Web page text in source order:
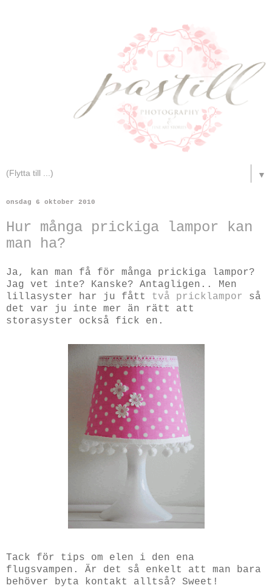
▼
onsdag 6 oktober 2010
Hur många prickiga lampor kan
man ha?
Ja, kan man få för många prickiga lampor?
Jag vet inte? Kanske? Antagligen.. Men
lillasyster har ju fått två pricklampor
så
det var ju inte mer än rätt att
storasyster också fick en.
Tack för tips om elen i den ena
flugsvampen. Är det så enkelt att man bara
behöver byta kontakt alltså? Sweet!